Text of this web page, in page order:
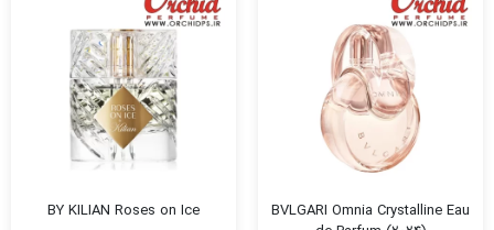
BVLGARI Omnia Crystalline Eau
BY KILIAN Roses on Ice